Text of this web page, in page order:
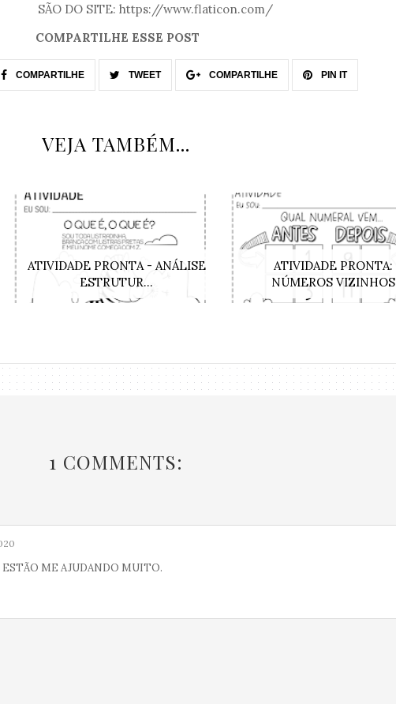
SÃO DO SITE: https://www.flaticon.com/
COMPARTILHE ESSE POST
COMPARTILHE TWEET COMPARTILHE PIN IT
VEJA TAMBÉM...
ATIVIDADE PRONTA - ANÁLISE
ESTRUTUR...
ATIVIDADE PRONTA:
NÚMEROS VIZINHOS
1 COMMENTS:
ESTÃO ME AJUDANDO MUITO.